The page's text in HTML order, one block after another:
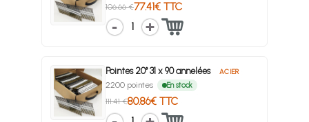
106.66 €77.41€ TTC
1
Pointes 20° 31 x 90 annelées ACIER
2200 pointes En stock
111.41 €80.86€ TTC